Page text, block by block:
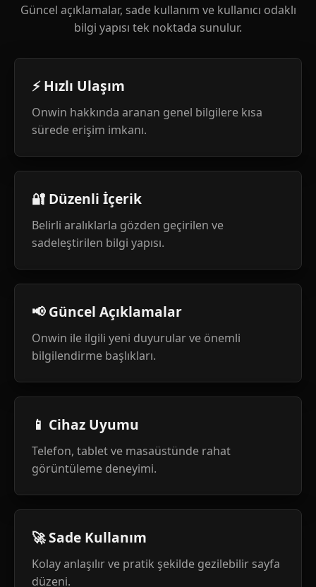
Güncel açıklamalar, sade kullanım ve kullanıcı odaklı
bilgi yapısı tek noktada sunulur.
⚡ Hızlı Ulaşım
Onwin hakkında aranan genel bilgilere kısa
sürede erişim imkanı.
🔐 Düzenli İçerik
Belirli aralıklarla gözden geçirilen ve
sadeleştirilen bilgi yapısı.
📢 Güncel Açıklamalar
Onwin ile ilgili yeni duyurular ve önemli
bilgilendirme başlıkları.
📱 Cihaz Uyumu
Telefon, tablet ve masaüstünde rahat
görüntüleme deneyimi.
🚀 Sade Kullanım
Kolay anlaşılır ve pratik şekilde gezilebilir sayfa
düzeni.